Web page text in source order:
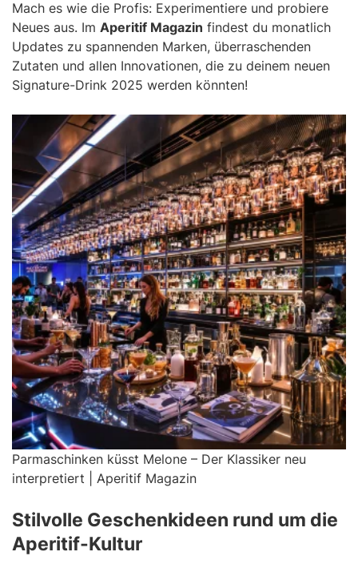
Mach es wie die Profis: Experimentiere und probiere
Neues aus. Im Aperitif Magazin findest du monatlich
Updates zu spannenden Marken, überraschenden
Zutaten und allen Innovationen, die zu deinem neuen
Signature-Drink 2025 werden könnten!
Parmaschinken küsst Melone – Der Klassiker neu
interpretiert | Aperitif Magazin
Stilvolle Geschenkideen rund um die
Aperitif-Kultur